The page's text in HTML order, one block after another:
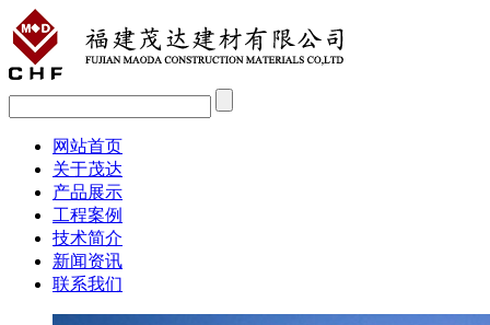
网站首页
关于茂达
产品展示
工程案例
技术简介
新闻资讯
联系我们